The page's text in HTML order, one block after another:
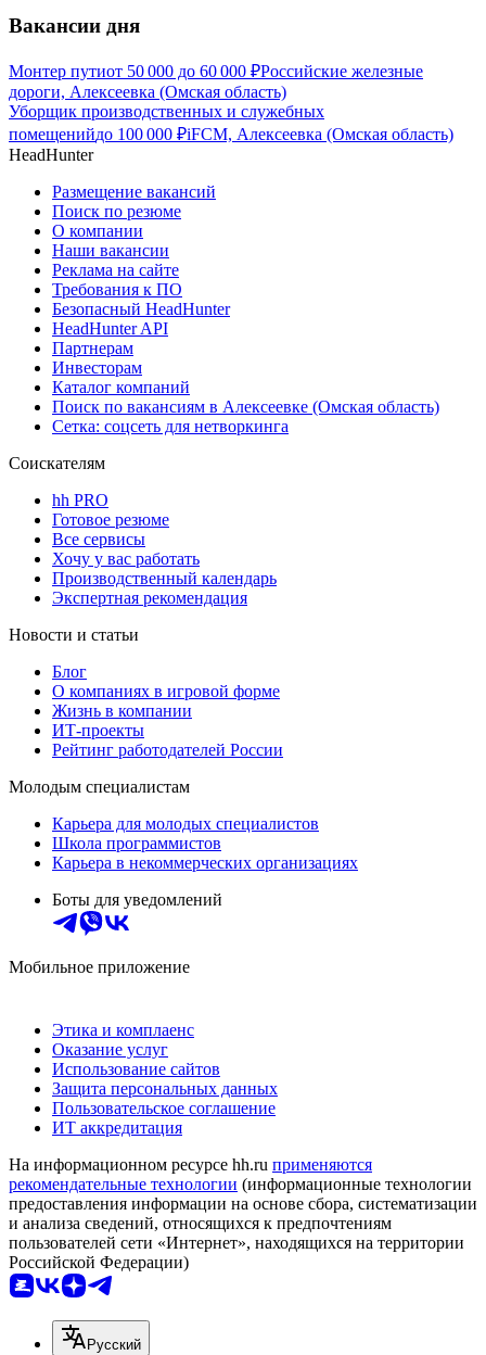
Вакансии дня
Монтер путиот 50 000 до 60 000 ₽Российские железные
дороги, Алексеевка (Омская область)
Уборщик производственных и служебных
помещенийдо 100 000 ₽iFCM, Алексеевка (Омская область)
HeadHunter
Размещение вакансий
Поиск по резюме
О компании
Наши вакансии
Реклама на сайте
Требования к ПО
Безопасный HeadHunter
HeadHunter API
Партнерам
Инвесторам
Каталог компаний
Поиск по вакансиям в Алексеевке (Омская область)
Сетка: соцсеть для нетворкинга
Соискателям
hh PRO
Готовое резюме
Все сервисы
Хочу у вас работать
Производственный календарь
Экспертная рекомендация
Новости и статьи
Блог
О компаниях в игровой форме
Жизнь в компании
ИТ-проекты
Рейтинг работодателей России
Молодым специалистам
Карьера для молодых специалистов
Школа программистов
Карьера в некоммерческих организациях
Боты для уведомлений
Мобильное приложение
Этика и комплаенс
Оказание услуг
Использование сайтов
Защита персональных данных
Пользовательское соглашение
ИТ аккредитация
На информационном ресурсе hh.ru применяются
рекомендательные технологии (информационные технологии
предоставления информации на основе сбора, систематизации
и анализа сведений, относящихся к предпочтениям
пользователей сети «Интернет», находящихся на территории
Российской Федерации)
Русский